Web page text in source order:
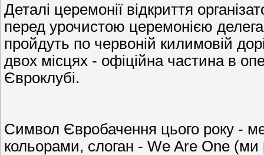
Деталі церемонії відкриття
перед урочистою церемонією
пройдуть по червоній килимовій
двох місцях - офіційна частина в
Євроклубі.
Символ Євробачення цього року -
кольорами, слоган - We Are One (ми